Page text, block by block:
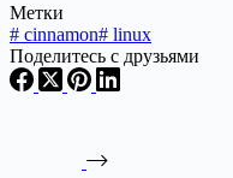
Метки
# cinnamon# linux
Поделитесь с друзьями